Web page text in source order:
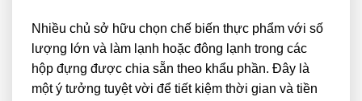
Nhiều chủ sở hữu chọn chế biến thực phẩm với số
lượng lớn và làm lạnh hoặc đông lạnh trong các
hộp đựng được chia sẵn theo khẩu phần. Đây là
một ý tưởng tuyệt vời để tiết kiệm thời gian và tiền